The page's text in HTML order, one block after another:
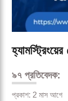
৯৭ প্রতিবেদক:
প্রকাশ: 2 মাস আগে